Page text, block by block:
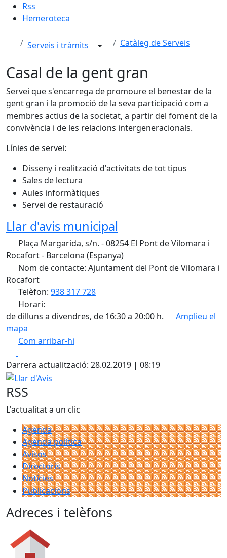
Rss
Hemeroteca
Serveis i tràmits Catàleg de Serveis
Casal de la gent gran
Servei que s'encarrega de promoure el benestar de la
gent gran i la promoció de la seva participació com a
membres actius de la societat, a partir del foment de la
convivència i de les relacions intergeneracionals.
Línies de servei:
Disseny i realització d'activitats de tot tipus
Sales de lectura
Aules informàtiques
Servei de restauració
Llar d'avis municipal
Plaça Margarida, s/n. - 08254 El Pont de Vilomara i
Rocafort - Barcelona (Espanya)
Nom de contacte: Ajuntament del Pont de Vilomara i
Rocafort
Telèfon: 938 317 728
Horari:
de dilluns a divendres, de 16:30 a 20:00 h.
Amplieu el
mapa
Com arribar-hi
+
−
Darrera actualització: 28.02.2019 | 08:19
Llar d'Avis
RSS
L'actualitat a un clic
Agenda
Agenda política
Avisos
Directoris
Notícies
Publicacions
Adreces i telèfons